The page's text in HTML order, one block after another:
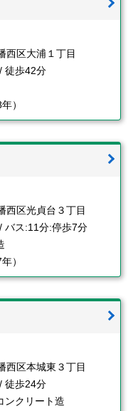
西区大浦１丁目
徒歩42分
）
西区光貞台３丁目
バス:11分:停歩7分
）
西区本城東３丁目
徒歩24分
ンクリート造